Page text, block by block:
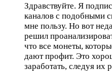
Здравствуйте. Я
каналов с подобными
мне пользу. Но вот
решил
что все монеты,
дают профит. Это
заработать, следуя их